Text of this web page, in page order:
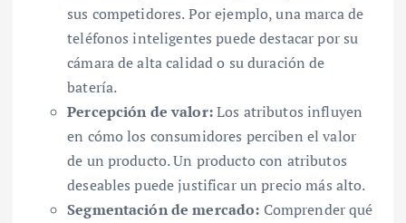
sus competidores. Por ejemplo, una marca de
teléfonos inteligentes puede destacar por su
cámara de alta calidad o su duración de
batería.
Percepción de valor:Los atributos influyen
en cómo los consumidores perciben el valor
de un producto. Un producto con atributos
deseables puede justificar un precio más alto.
Segmentación de mercado: Comprender qué